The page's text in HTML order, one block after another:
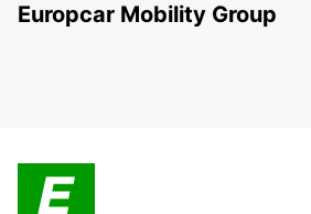
Europcar Mobility Group